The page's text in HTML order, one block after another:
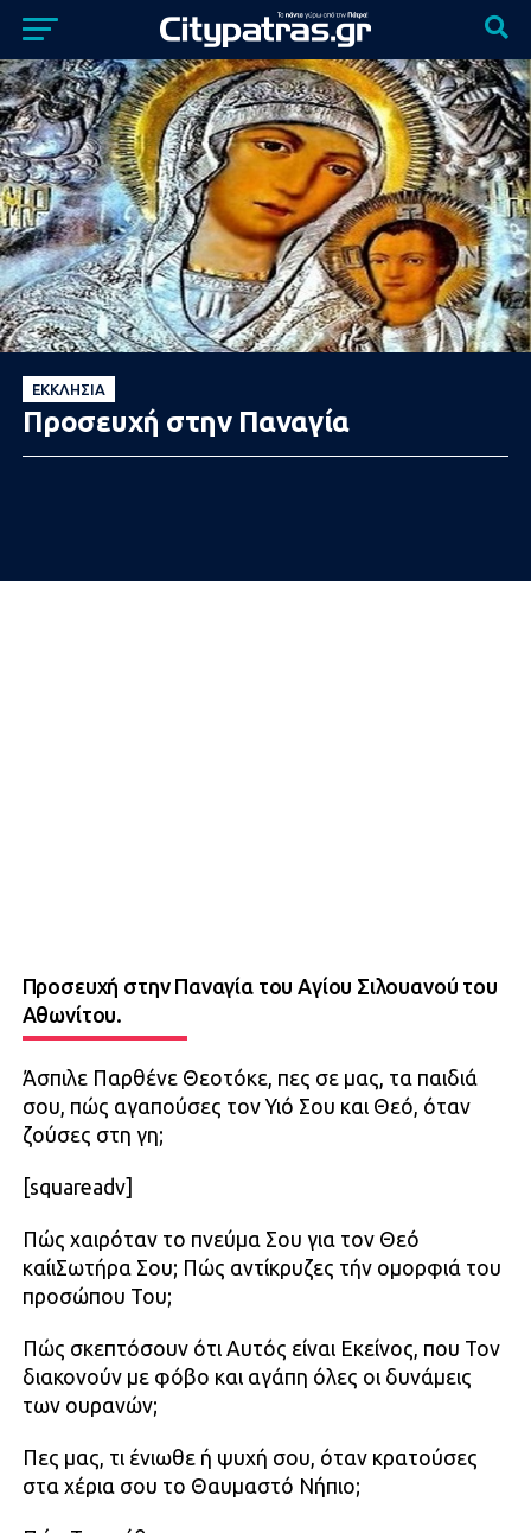
ΕΚΚΛΗΣΊΑ
Προσευχή στην Παναγία
Προσευχή στην Παναγία του Αγίου Σιλουανού του
Αθωνίτου.
Άσπιλε Παρθένε Θεοτόκε, πες σε μας, τα παιδιά
σου, πώς αγαπούσες τον Υιό Σου και Θεό, όταν
ζούσες στη γη;
[squareadv]
Πώς χαιρόταν το πνεύμα Σου για τον Θεό
καίιΣωτήρα Σου; Πώς αντίκρυζες τήν ομορφιά του
προσώπου Του;
Πώς σκεπτόσουν ότι Αυτός είναι Εκείνος, που Τον
διακονούν με φόβο και αγάπη όλες οι δυνάμεις
των ουρανών;
Πες μας, τι ένιωθε ή ψυχή σου, όταν κρατούσες
στα χέρια σου το Θαυμαστό Νήπιο;